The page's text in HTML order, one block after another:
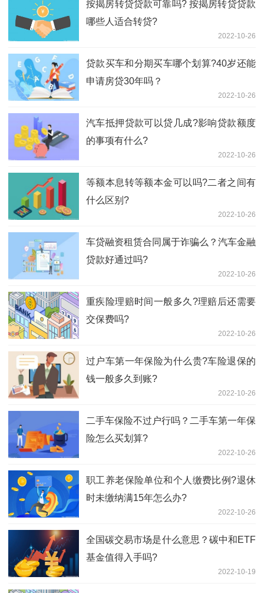
按揭房转贷贷款可靠吗? 按揭房转贷贷款
哪些人适合转贷?
2022-10-26
贷款买车和分期买车哪个划算?40岁还能
申请房贷30年吗？
2022-10-26
汽车抵押贷款可以贷几成?影响贷款额度
的事项有什么?
2022-10-26
等额本息转等额本金可以吗?二者之间有
什么区别?
2022-10-26
车贷融资租赁合同属于诈骗么？汽车金融
贷款好通过吗?
2022-10-26
重疾险理赔时间一般多久?理赔后还需要
交保费吗?
2022-10-26
过户车第一年保险为什么贵?车险退保的
钱一般多久到账?
2022-10-26
二手车保险不过户行吗？二手车第一年保
险怎么买划算?
2022-10-26
职工养老保险单位和个人缴费比例?退休
时未缴纳满15年怎么办?
2022-10-26
全国碳交易市场是什么意思？碳中和ETF
基金值得入手吗?
2022-10-19